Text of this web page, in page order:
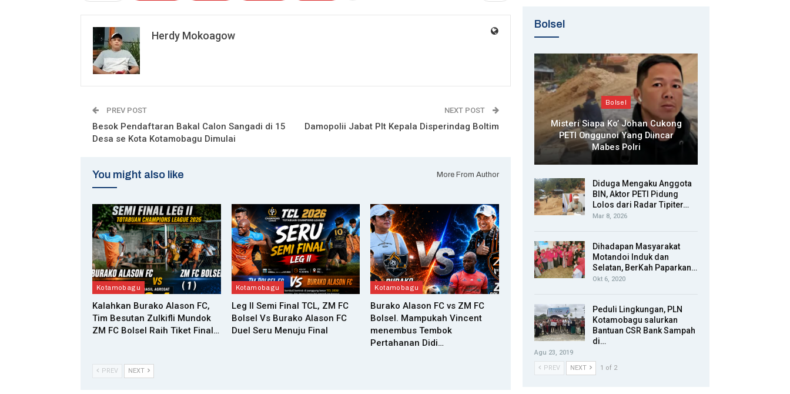
Herdy Mokoagow
PREV POST
Besok Pendaftaran Bakal Calon Sangadi di 15
Desa se Kota Kotamobagu Dimulai
NEXT POST
Damopolii Jabat Plt Kepala Disperindag Boltim
You might also like More From Author
Kotamobagu
Kalahkan Burako Alason FC,
Tim Besutan Zulkifli Mundok
ZM FC Bolsel Raih Tiket Final…
Kotamobagu
Leg II Semi Final TCL, ZM FC
Bolsel Vs Burako Alason FC
Duel Seru Menuju Final
Kotamobagu
Burako Alason FC vs ZM FC
Bolsel. Mampukah Vincent
menembus Tembok
Pertahanan Didi…
PREV NEXT
Bolsel
Bolsel
Misteri Siapa Ko’ Johan Cukong
PETI Onggunoi Yang Diincar
Mabes Polri
Diduga Mengaku Anggota
BIN, Aktor PETI Pidung
Lolos dari Radar Tipiter…
Mar 8, 2026
Dihadapan Masyarakat
Motandoi Induk dan
Selatan, BerKah Paparkan…
Okt 6, 2020
Peduli Lingkungan, PLN
Kotamobagu salurkan
Bantuan CSR Bank Sampah
di…
Agu 23, 2019
PREV
NEXT 1 of 2